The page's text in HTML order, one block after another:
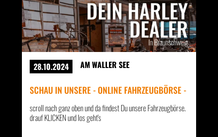
28.10.2024 AM WALLER SEE
SCHAU IN UNSERE - ONLINE FAHRZEUGBÖRSE -
scroll nach ganz oben und da findest Du unsere Fahrzeugbörse.
drauf KLICKEN und los geht's